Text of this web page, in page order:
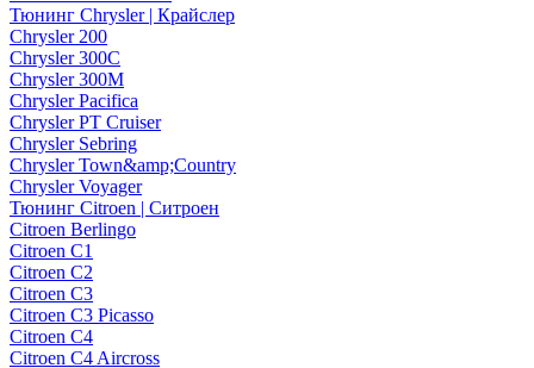
Тюнинг Chrysler | Крайслер
Chrysler 200
Chrysler 300C
Chrysler 300M
Chrysler Pacifica
Chrysler PT Cruiser
Chrysler Sebring
Chrysler Town&amp;Country
Chrysler Voyager
Тюнинг Citroen | Ситроен
Citroen Berlingo
Citroen C1
Citroen C2
Citroen C3
Citroen C3 Picasso
Citroen C4
Citroen C4 Aircross